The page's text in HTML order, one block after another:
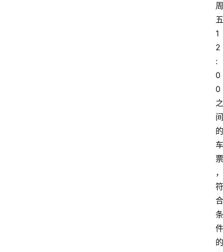
周
五
1
2
:
0
0
之
间
的
车
票
，
符
合
条
件
的